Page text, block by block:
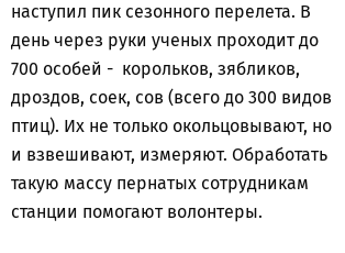
наступил пик сезонного перелета. В
день через руки ученых проходит до
700 особей - корольков, зябликов,
дроздов, соек, сов (всего до 300 видов
птиц). Их не только окольцовывают, но
и взвешивают, измеряют. Обработать
такую массу пернатых сотрудникам
станции помогают волонтеры.